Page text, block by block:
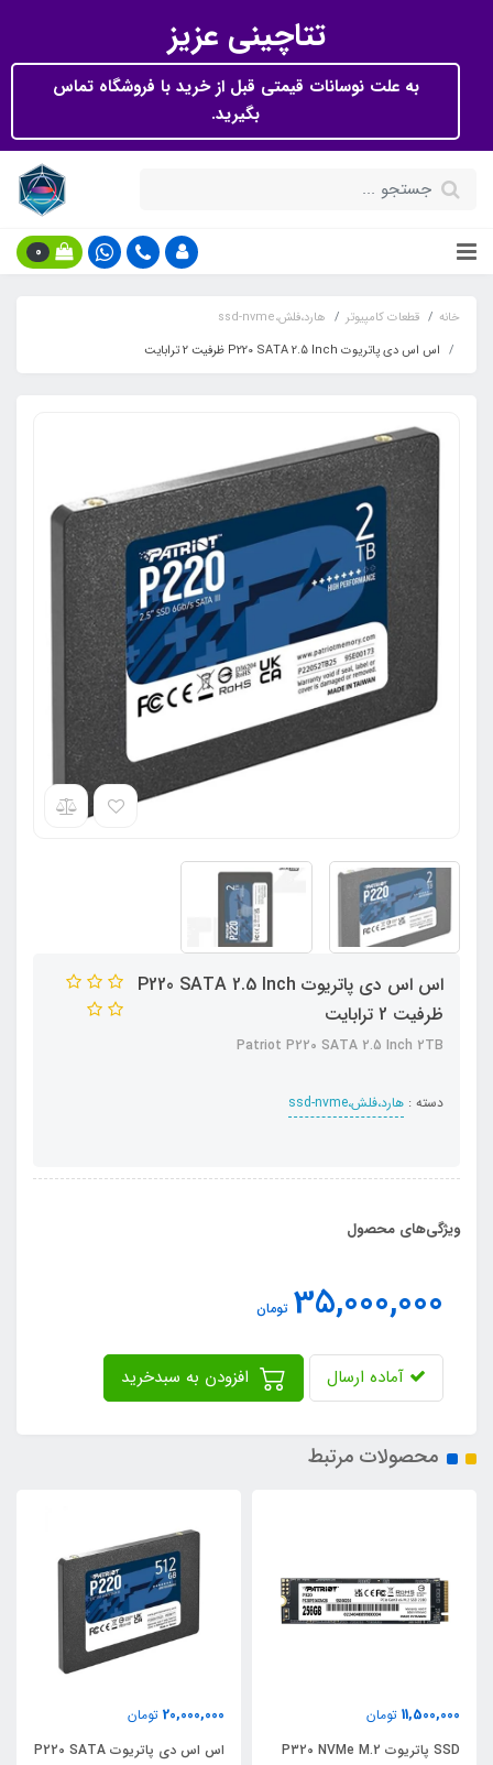
تتاچینی عزیز
به علت نوسانات قیمتی قبل از خرید با فروشگاه تماس
بگیرید.
0
خانه قطعات کامپیوتر
هارد،فلش،ssd-nvme
اس اس دی پاتریوت P220 SATA 2.5 Inch ظرفیت 2 ترابایت
اس اس دی پاتریوت P220 SATA 2.5 Inch
ظرفیت 2 ترابایت
Patriot P220 SATA 2.5 Inch 2TB
دسته : هارد،فلش،ssd-nvme
ویژگی‌های محصول
35,000,000 تومان
آماده ارسال
محصولات مرتبط
20,000,000
اس اس دی پاتریوت P220 SATA
21,000,000